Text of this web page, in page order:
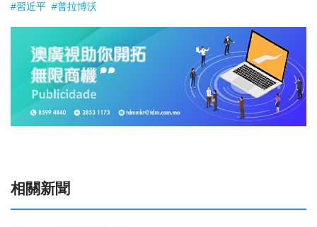
#習近平 #普拉博沃
相關新聞